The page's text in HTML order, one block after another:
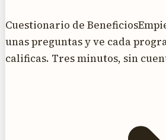
Cuestionario de Beneficios
unas preguntas y ve cada
calificas. Tres minutos, sin